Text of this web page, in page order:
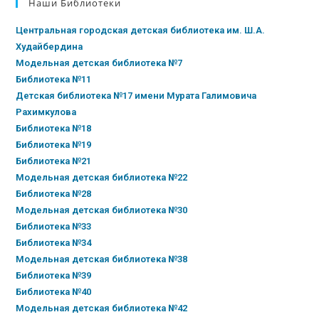
Наши Библиотеки
Центральная городская детская библиотека им. Ш.А.
Худайбердина
Модельная детская библиотека №7
Библиотека №11
Детская библиотека №17 имени Мурата Галимовича
Рахимкулова
Библиотека №18
Библиотека №19
Библиотека №21
Модельная детская библиотека №22
Библиотека №28
Модельная детская библиотека №30
Библиотека №33
Библиотека №34
Модельная детская библиотека №38
Библиотека №39
Библиотека №40
Модельная детская библиотека №42